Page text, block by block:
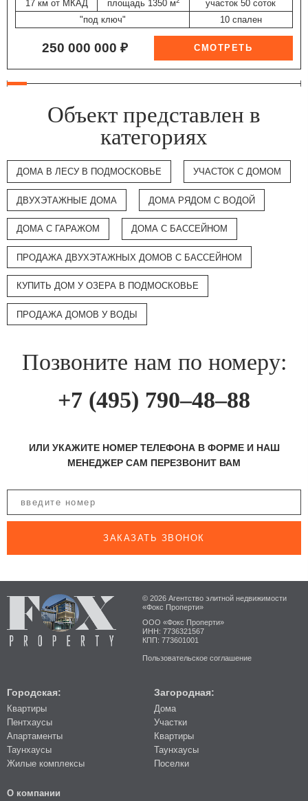
17 км от МКАД
площадь 1350 м
участок 50 соток
"под ключ"
10 спален
250 000 000 ₽
Объект представлен в
категориях
ДОМА В ЛЕСУ В ПОДМОСКОВЬЕ УЧАСТОК С ДОМОМ
ДВУХЭТАЖНЫЕ ДОМА ДОМА РЯДОМ С ВОДОЙ
ДОМА С ГАРАЖОМ ДОМА С БАССЕЙНОМ
ПРОДАЖА ДВУХЭТАЖНЫХ ДОМОВ С БАССЕЙНОМ
КУПИТЬ ДОМ У ОЗЕРА В ПОДМОСКОВЬЕ
ПРОДАЖА ДОМОВ У ВОДЫ
Позвоните нам по номеру:
+7 (495) 790–48–88
ИЛИ УКАЖИТЕ НОМЕР ТЕЛЕФОНА В ФОРМЕ И НАШ
МЕНЕДЖЕР САМ ПЕРЕЗВОНИТ ВАМ
ЗАКАЗАТЬ ЗВОНОК
© 2026 Агентство элитной недвижимости
«Фокс Проперти»
ООО «Фокс Проперти»
ИНН: 7736321567
КПП: 773601001
Пользовательское соглашение
Городская:
Квартиры
Пентхаусы
Апартаменты
Таунхаусы
Жилые комплексы
Загородная:
Дома
Участки
Квартиры
Таунхаусы
Поселки
О компании